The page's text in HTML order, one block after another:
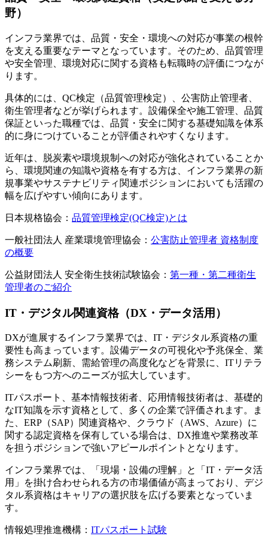
野）
インフラ業界では、品質・安全・環境への対応が事業の根幹
を支える重要なテーマとなっています。そのため、品質管理
や安全管理、環境対応に関する資格も転職時の評価につなが
ります。
具体的には、QC検定（品質管理検定）、公害防止管理者、
衛生管理者などが挙げられます。設備保全や施工管理、品質
保証といった職種では、品質・安全に関する基礎知識を体系
的に身につけていることが評価されやすくなります。
近年は、脱炭素や環境規制への対応が強化されていることか
ら、環境関連の知識や資格を有する方は、インフラ業界の新
規事業やサステナビリティ関連ポジションにおいても活躍の
幅を広げやすい傾向にあります。
日本規格協会： 品質管理検定(QC検定)とは
一般社団法人 産業環境管理協会： 公害防止管理者 資格制度
の概要
公益財団法人 安全衛生技術試験協会： 第一種・第二種衛生
管理者のご紹介
IT・デジタル関連資格（DX・データ活用）
DXが進展するインフラ業界では、IT・デジタル系資格の重
要性も高まっています。設備データの可視化や予兆保全、業
務システム刷新、需給管理の高度化などを背景に、ITリテラ
シーをもつ方へのニーズが拡大しています。
ITパスポート、基本情報技術者、応用情報技術者は、基礎的
なIT知識を示す資格として、多くの企業で評価されます。ま
た、ERP（SAP）関連資格や、クラウド（AWS、Azure）に
関する認定資格を保有している場合は、DX推進や業務改革
を担うポジションで強いアピールポイントとなります。
インフラ業界では、「現場・設備の理解」と「IT・データ活
用」を掛け合わせられる方の市場価値が高まっており、デジ
タル系資格はキャリアの選択肢を広げる要素となっていま
す。
情報処理推進機構： ITパスポート試験